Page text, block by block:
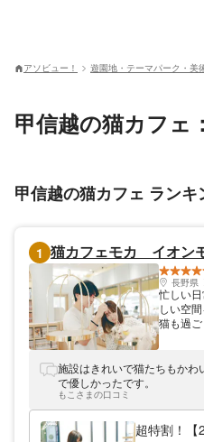
アソビュー！ 遊園地・テーマパーク・美
甲信越の猫カフェ
甲信越の猫カフェ ランキ
1 猫カフェモカ イオン
長野県
忙しい
しい空
猫も過
ことがで
思う存
で展開
お立ち
施設はきれいで猫たちもか
で優しかったです。
もこさまの口コミ
超特割！